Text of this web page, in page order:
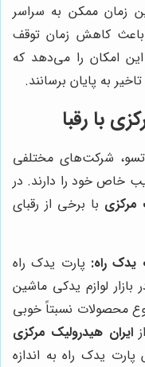
زمان ممکن به سراسر
باعث کاهش زمان توقف
امکان را می‌دهد که
به پایان برسانند.
با رقبا
شرکت‌های مختلفی
خاص خود را دارند. در
مرکزی با برخی از رقبای
یدک راه: پارت یدک راه
لوازم یدکی ماشین
محصولات نسبتاً خوبی
ایران هیدرولیک مرکزی
یدک راه به اندازه